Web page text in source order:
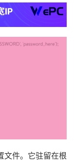
文件。它驻留在根